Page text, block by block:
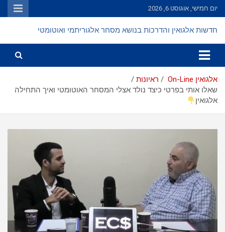
Skip
to
יום חמישי, אוגוסט 6, 2026
חדשות אלגואין והדרכות בנושא מסחר אלגוריתמי ואוטומטי
אלגואין On-Line
ראיונות
שאלו אותי בפרטי כיצד נולד אצלי המסחר האוטומטי ואיך התחילה
אלגואין